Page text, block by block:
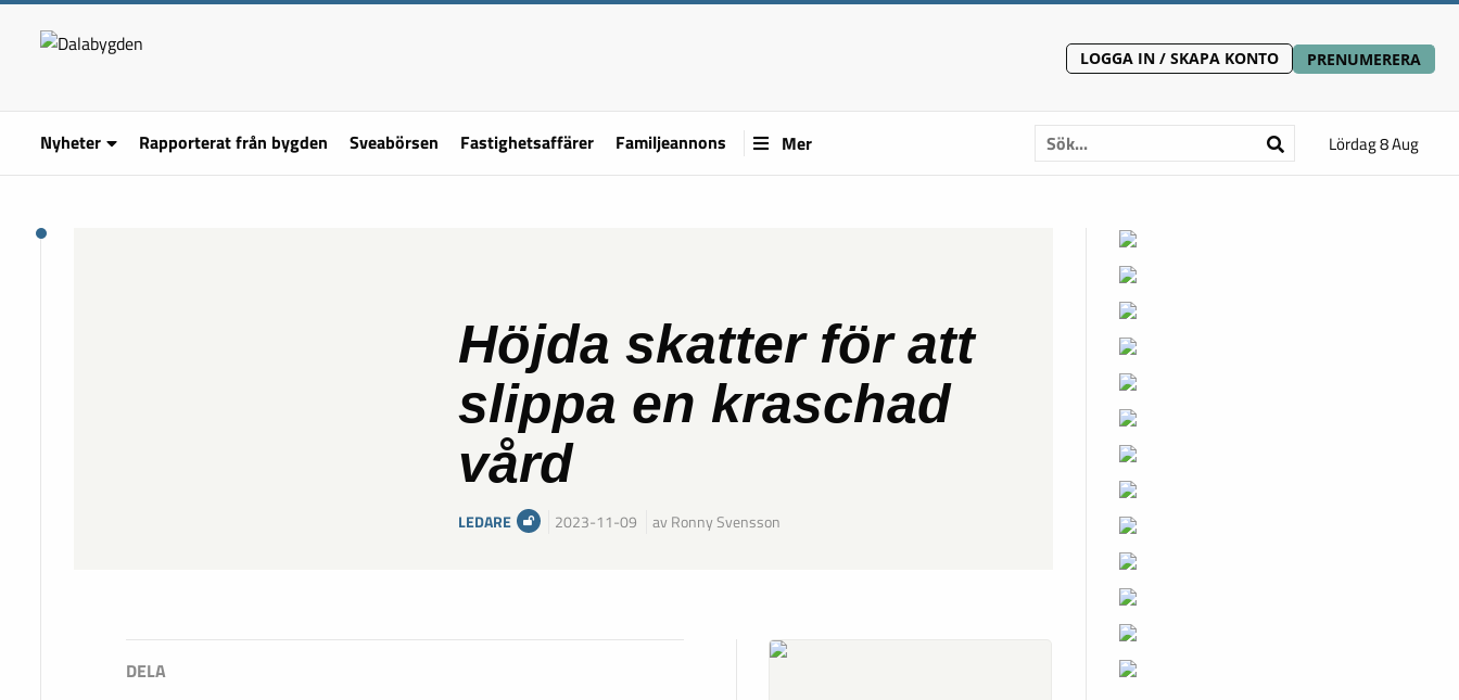
LOGGA IN / SKAPA KONTO PRENUMERERA
Nyheter Rapporterat från bygden Sveabörsen Fastighetsaffärer Familjeannons Mer Lördag 8 Aug
Höjda skatter för att
slippa en kraschad
vård
LEDARE 2023-11-09 av Ronny Svensson